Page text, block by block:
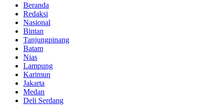
Beranda
Redaksi
Nasional
Bintan
Tanjungpinang
Batam
Nias
Lampung
Karimun
Jakarta
Medan
Deli Serdang